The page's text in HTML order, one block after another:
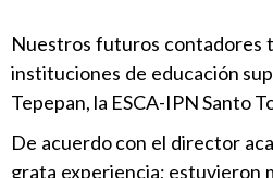
Nuestros futuros contadores
instituciones de educación
Tepepan, la ESCA-IPN Santo
De acuerdo con el director
grata experiencia; estuvieron